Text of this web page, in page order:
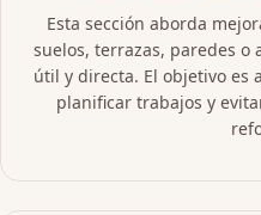
Esta sección aborda
suelos, terrazas, paredes o
útil y directa. El objetivo es
planificar trabajos y